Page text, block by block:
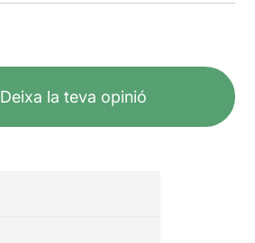
Deixa la teva opinió